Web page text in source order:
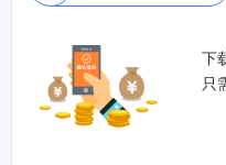
下
只